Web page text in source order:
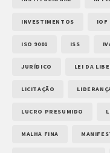
INVESTIMENTOS IOF
ISO 9001 ISS
JURÍDICO LEI DA
LICITAÇÃO
LUCRO PRESUMIDO
MALHA FINA